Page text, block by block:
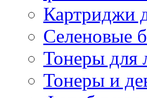
Картриджи
Селеновые
Тонеры для
Тонеры и